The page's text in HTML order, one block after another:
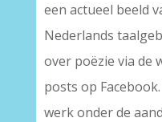
een actueel beeld
Nederlands
over poëzie via de
posts op
werk onder de